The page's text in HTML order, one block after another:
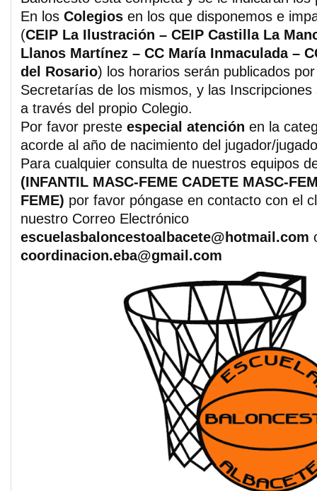
En los Colegios en los que disponemos e
(CEIP La Ilustración – CEIP Castilla La
Llanos Martínez – CC María Inmaculada –
del Rosario) los horarios serán publicados
Secretarías de los mismos, y las
a través del propio Colegio.
Por favor preste especial atención en la
acorde al año de nacimiento del jugador/
Para cualquier consulta de nuestros equipos
(INFANTIL MASC-FEME CADETE MASC-
FEME) por favor póngase en contacto con el
nuestro Correo Electrónico
escuelasbaloncestoalbacete@hotmail.com
coordinacion.eba@gmail.com